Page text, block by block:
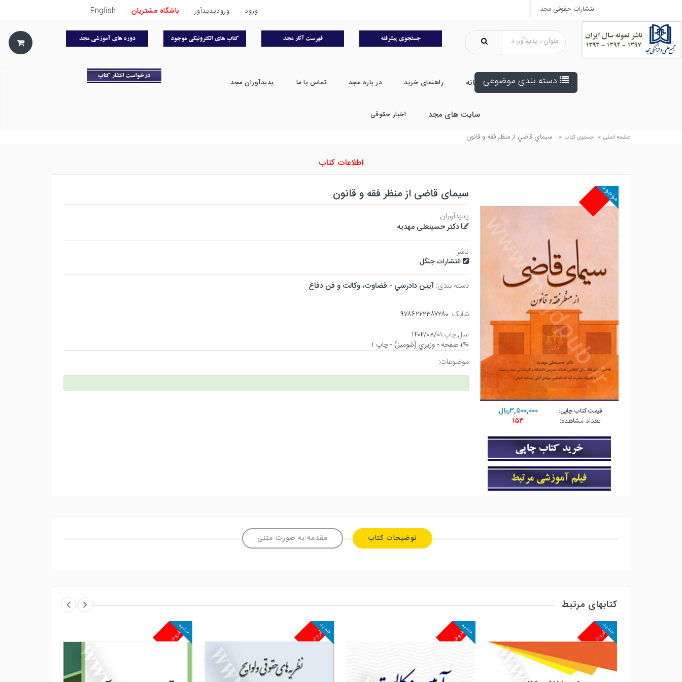
انتشارات حقوقی مجد ورود ورودپدیدآور باشگاه مشتریان English
دسته بندی موضوعی خانه راهنمای خرید در باره مجد تماس با ما پدیدآوران مجد
سایت های مجد اخبار حقوقی
صفحه اصلی » جستوی کتاب » سيماي قاضي از منظر فقه و قانون
اطلاعات کتاب
موجود
قیمت کتاب چاپی:
۳,۵۰۰,۰۰۰ريال
تعداد مشاهده:
۱۵۳
سیمای قاضی از منظر فقه و قانون
پدیدآوران:
دکتر حسینعلی مهدیه
ناشر:
انتشارات جنگل
دسته بندی:آيين دادرسي - قضاوت، وكالت و فن دفاع
شابک:۹۷۸۶۲۲۲۳۸۷۲۸۰
سال چاپ:۱۴۰۴/۰۸/۰۱
۱۴۰ صفحه - وزيري (شوميز) - چاپ ۱
موضوعات:
توضیحات کتاب مقدمه به صورت متنی
کتابهای مرتبط
پرفروش
جدید پرفروش
جدید پرفروش
جدید پرفروش
جدید